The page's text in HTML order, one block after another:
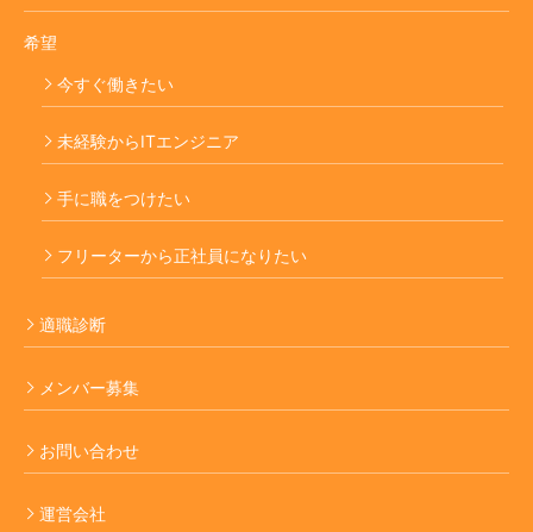
希望
今すぐ働きたい
未経験からITエンジニア
手に職をつけたい
フリーターから正社員になりたい
適職診断
メンバー募集
お問い合わせ
運営会社